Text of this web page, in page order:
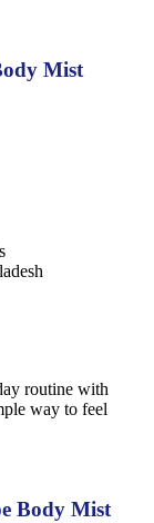
Mist
routine with
way to feel
Body Mist